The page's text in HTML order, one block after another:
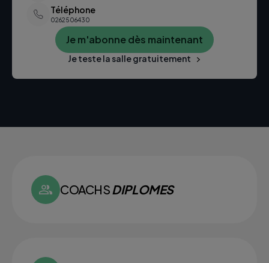
Téléphone
0262506430
Je m'abonne dès maintenant
Je teste la salle gratuitement
COACHSDIPLOMES